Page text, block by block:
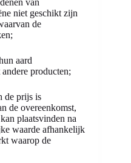
van
niet geschikt zijn
de
aard
producten;
de prijs is
de overeenkomst,
plaatsvinden na
waarde afhankelijk
waarop de